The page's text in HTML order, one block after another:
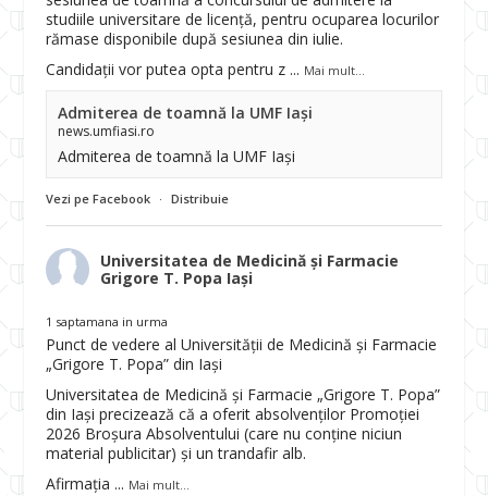
studiile universitare de licență, pentru ocuparea locurilor
rămase disponibile după sesiunea din iulie.
Candidații vor putea opta pentru z ... Mai mult...
Admiterea de toamnă la UMF Iași
news.umfiasi.ro
Admiterea de toamnă la UMF Iași
Vezi pe Facebook · Distribuie
Universitatea de Medicină și Farmacie
Grigore T. Popa Iași
1 saptamana in urma
Punct de vedere al Universității de Medicină și Farmacie
„Grigore T. Popa” din Iași
Universitatea de Medicină și Farmacie „Grigore T. Popa”
din Iași precizează că a oferit absolvenților Promoției
2026 Broșura Absolventului (care nu conține niciun
material publicitar) și un trandafir alb.
Afirmația ... Mai mult...